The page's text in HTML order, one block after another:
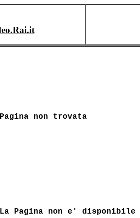
Pagina non trovata
La Pagina non e'